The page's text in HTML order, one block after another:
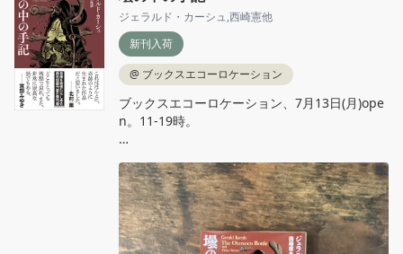
ジェラルド・カーシュ,西崎憲他
新刊入荷
@ ブックスエコーロケーション
ブックスエコーロケーション、7月13日(月)ope
n。11‐19時。
手記』創元推理文庫
全篇に横溢する残酷とユーモア、奇想を奇想た
らしめる語りの妙、そしてひねりの利いた結末
が時に人間の愚かさや哀しさをも漂わせる、異
色短篇作家の傑作選。